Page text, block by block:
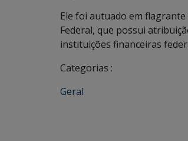
Ele foi autuado em flagrante
Federal, que possui
instituições financeiras
Categorias :
Geral